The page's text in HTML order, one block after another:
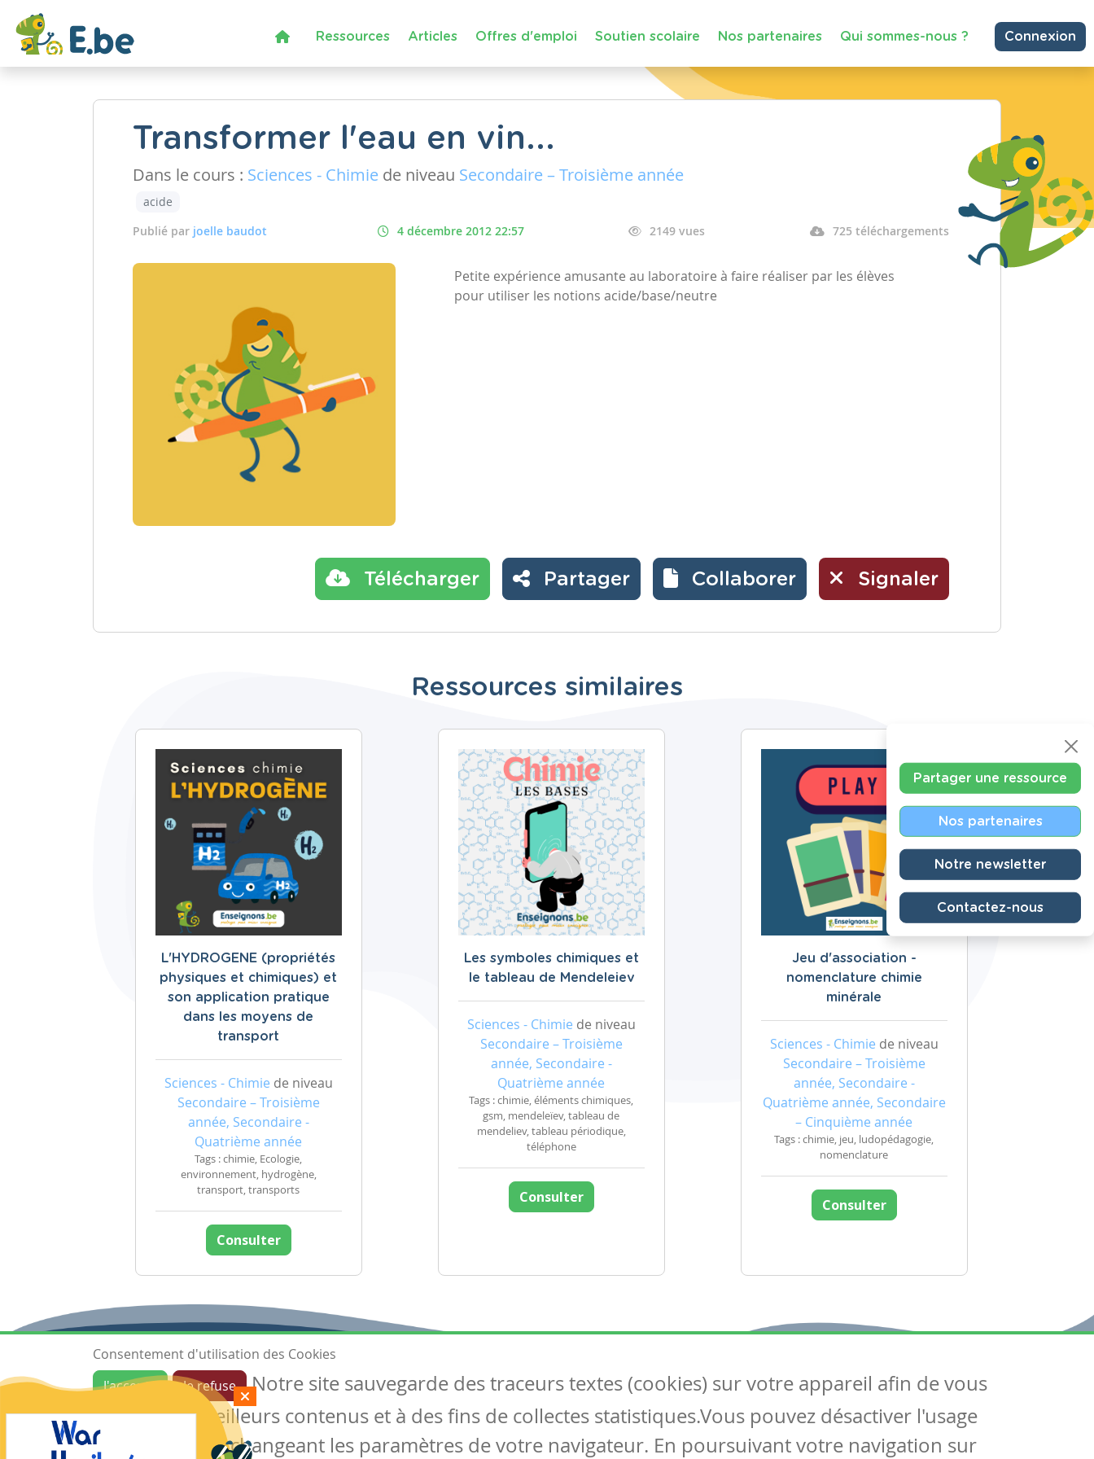
Ressources Articles Offres d'emploi Soutien scolaire Nos partenaires Qui sommes-nous ? Connexion
Transformer l'eau en vin...
Dans le cours : Sciences - Chimie de niveau Secondaire – Troisième année
acide
Publié par joelle baudot 4 décembre 2012 22:57 2149 vues 725 téléchargements
Petite expérience amusante au laboratoire à faire réaliser par les élèves
pour utiliser les notions acide/base/neutre
Télécharger Partager Collaborer Signaler
Ressources similaires
L'HYDROGENE (propriétés
physiques et chimiques) et
son application pratique
dans les moyens de
transport
Sciences - Chimie de niveau
Secondaire – Troisième
année, Secondaire -
Quatrième année
Tags : chimie, Ecologie,
environnement, hydrogène,
transport, transports
Consulter
Les symboles chimiques et
le tableau de Mendeleiev
Sciences - Chimie de niveau
Secondaire – Troisième
année, Secondaire -
Quatrième année
Tags : chimie, éléments chimiques,
gsm, mendeleïev, tableau de
mendeliev, tableau périodique,
téléphone
Consulter
Jeu d'association -
nomenclature chimie
minérale
Sciences - Chimie de niveau
Secondaire – Troisième
année, Secondaire -
Quatrième année, Secondaire
– Cinquième année
Tags : chimie, jeu, ludopédagogie,
nomenclature
Consulter
Partager une ressource
Nos partenaires
Notre newsletter
Contactez-nous
Ressources
Les ressources
Créer une ressource
Articles
Tous les articles
Articles DYS
Suivez-nous
Contactez-nous
Soutien scolaire
Consentement d'utilisation des Cookies
J'accepte
Je refuse
Notre site sauvegarde des traceurs textes (cookies) sur votre appareil afin de vous
garantir de meilleurs contenus et à des fins de collectes statistiques.Vous pouvez désactiver l'usage
des cookies en changeant les paramètres de votre navigateur. En poursuivant votre navigation sur